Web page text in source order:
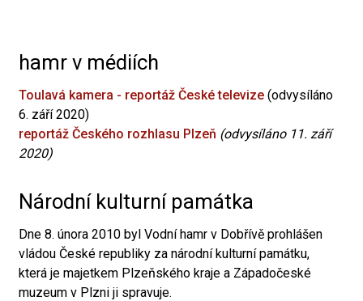
hamr v médiích
Toulavá kamera - reportáž České televize (odvysíláno
6. září 2020)
reportáž Českého rozhlasu Plzeň (odvysíláno 11. září
2020)
Národní kulturní památka
Dne 8. února 2010 byl Vodní hamr v Dobřívě prohlášen
vládou České republiky za národní kulturní památku,
která je majetkem Plzeňského kraje a Západočeské
muzeum v Plzni ji spravuje.